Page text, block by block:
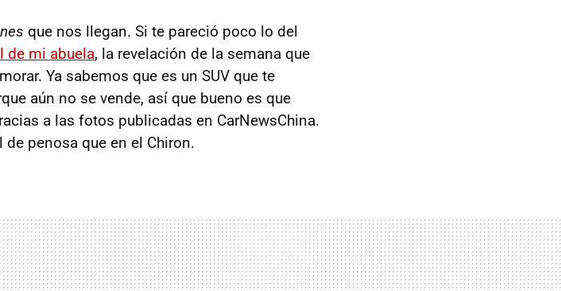
que nos llegan. Si te pareció poco lo del
de mi abuela, la revelación de la semana que
Ya sabemos que es un SUV que te
aún no se vende, así que bueno es que
a las fotos publicadas en CarNewsChina.
penosa que en el Chiron.